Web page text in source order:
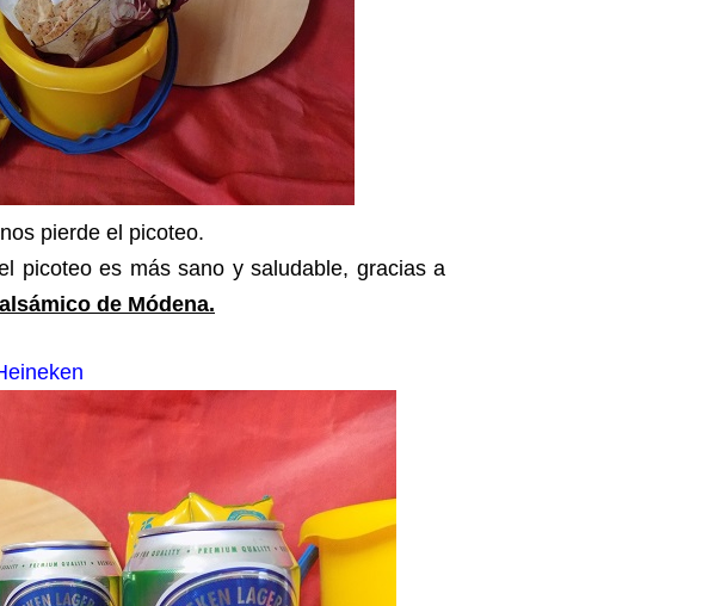
pierde el picoteo.
picoteo es más sano y saludable, gracias a
de Módena.